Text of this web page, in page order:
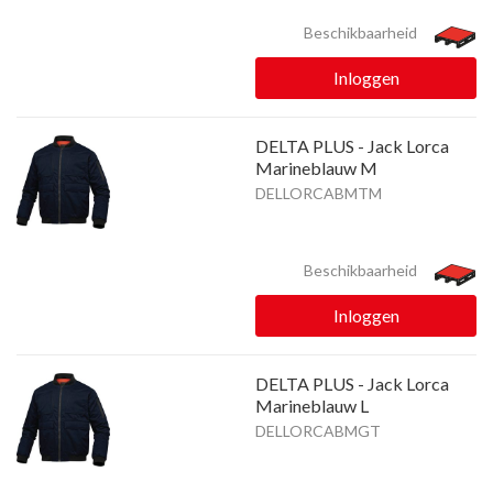
Beschikbaarheid
Inloggen
DELTA PLUS - Jack Lorca
Marineblauw M
DELLORCABMTM
Beschikbaarheid
Inloggen
DELTA PLUS - Jack Lorca
Marineblauw L
DELLORCABMGT